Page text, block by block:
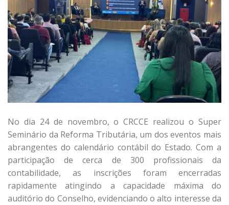
No dia 24 de novembro, o CRCCE realizou o Super
Seminário da Reforma Tributária, um dos eventos mais
abrangentes do calendário contábil do Estado. Com a
participação de cerca de 300 profissionais da
contabilidade, as inscrições foram encerradas
rapidamente atingindo a capacidade máxima do
auditório do Conselho, evidenciando o alto interesse da